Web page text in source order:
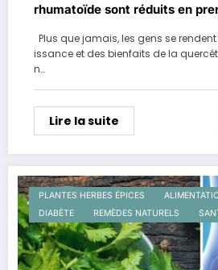
rhumatoïde sont réduits en
Plus que jamais, les gens se
issance et des bienfaits de la
n…
Lire la suite
PLANTES HERBES ÉPICES
DIABÈTE
REMÈDES NATURELS